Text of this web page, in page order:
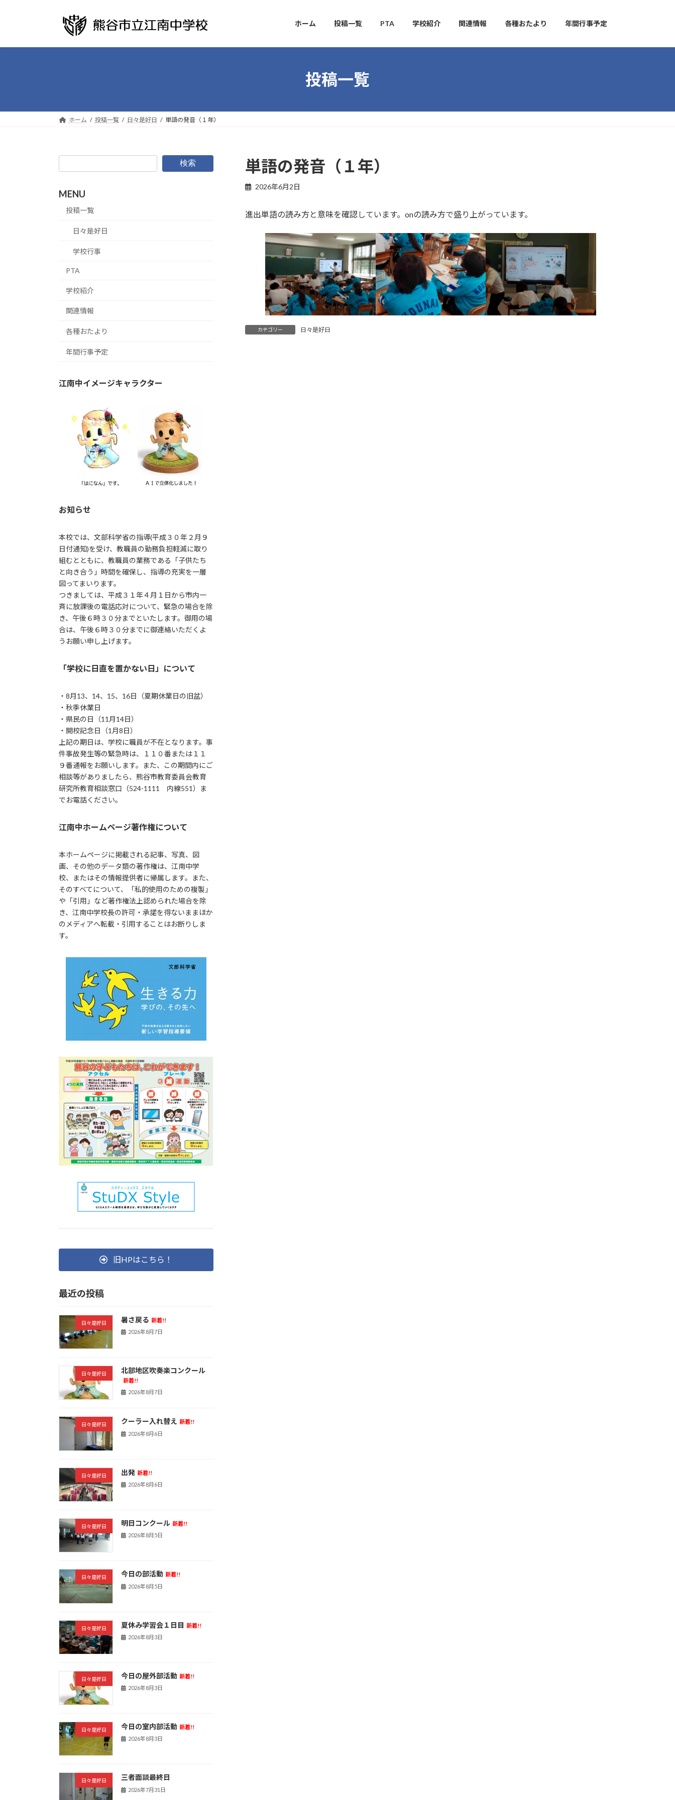
プ
動
ホーム 投稿一覧 PTA 学校紹介 関連情報 各種おたより 年間行事予定
投稿一覧
ホーム 投稿一覧 日々是好日 単語の発音（１年）
単語の発音（１年）
2026年6月2日
進出単語の読み方と意味を確認しています。onの読み方で盛り上がっています。
カテゴリー 日々是好日
検索
MENU
投稿一覧
日々是好日
学校行事
PTA
学校紹介
関連情報
各種おたより
年間行事予定
江南中イメージキャラクター
お知らせ
本校では、文部科学省の指導(平成３０年２月９
日付通知)を受け、教職員の勤務負担軽減に取り
組むとともに、教職員の業務である「子供たち
と向き合う」時間を確保し、指導の充実を一層
図ってまいります。
つきましては、平成３１年４月１日から市内一
斉に放課後の電話応対について、緊急の場合を除
き、午後６時３０分までといたします。御用の場
合は、午後６時３０分までに御連絡いただくよ
うお願い申し上げます。
「学校に日直を置かない日」について
・8月13、14、15、16日（夏期休業日の旧盆）
・秋季休業日
・県民の日（11月14日）
・開校記念日（1月8日）
上記の期日は、学校に職員が不在となります。事
件事故発生等の緊急時は、１１０番または１１
９番通報をお願いします。また、この期間内にご
相談等がありましたら、熊谷市教育委員会教育
研究所教育相談窓口（524-1111 内線551）ま
でお電話ください。
江南中ホームページ著作権について
本ホームページに掲載される記事、写真、図
画、その他のデータ類の著作権は、江南中学
校、またはその情報提供者に帰属します。また、
そのすべてについて、「私的使用のための複製」
や「引用」など著作権法上認められた場合を除
き、江南中学校長の許可・承諾を得ないままほか
のメディアへ転載・引用することはお断りしま
す。
旧HPはこちら！
最近の投稿
日々是好日 暑さ戻る 新着!!
2026年8月7日
日々是好日 北部地区吹奏楽コンクール
新着!!
2026年8月7日
日々是好日 クーラー入れ替え 新着!!
2026年8月6日
日々是好日 出発 新着!!
2026年8月6日
日々是好日 明日コンクール 新着!!
2026年8月5日
日々是好日 今日の部活動 新着!!
2026年8月5日
日々是好日 夏休み学習会１日目 新着!!
2026年8月3日
日々是好日 今日の屋外部活動 新着!!
2026年8月3日
日々是好日 今日の室内部活動 新着!!
2026年8月3日
日々是好日 三者面談最終日
2026年7月31日